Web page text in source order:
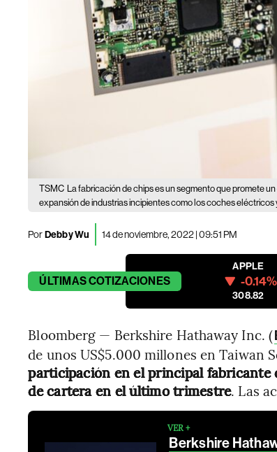
TSMC La fabricación de chips es un segmento que promete
expansión de industrias incipientes como los coches
PorDebby Wu 14 de noviembre, 2022 | 09:51 PM
ÚLTIMASCOTIZACIONES
APPLE
-0.14%
308.82
Bloomberg — Berkshire Hathaway Inc. (
de unos US$5.000 millones en Taiwan
participación en el principal fabricante
de cartera en el último trimestre. Las
VER +
Berkshire